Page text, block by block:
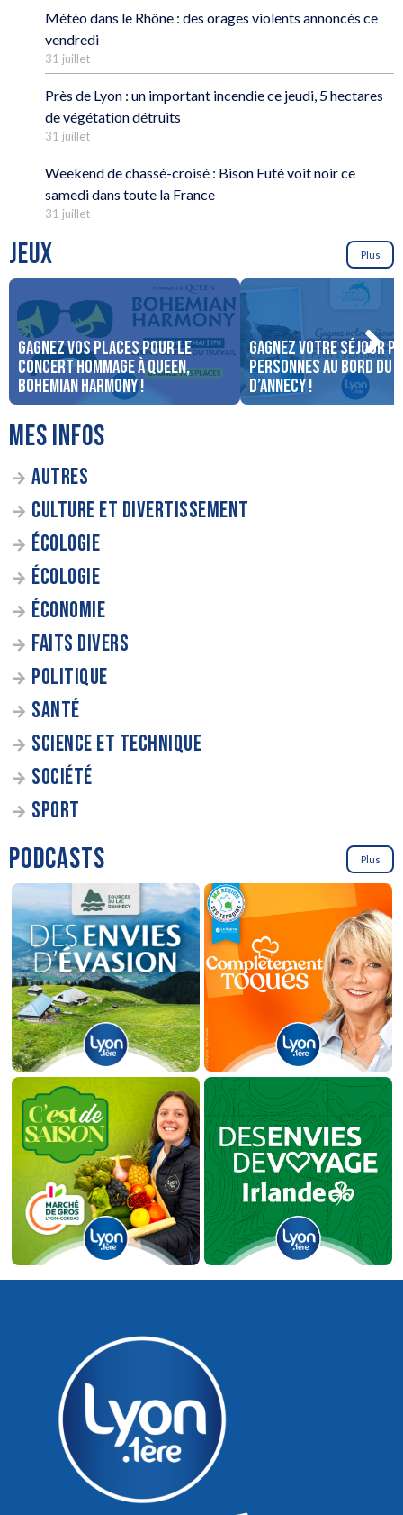
Météo dans le Rhône : des orages violents annoncés ce
vendredi
31 juillet
Près de Lyon : un important incendie ce jeudi, 5 hectares
de végétation détruits
31 juillet
Weekend de chassé-croisé : Bison Futé voit noir ce
samedi dans toute la France
31 juillet
JEUX Plus
Gagnez vos places pour le
concert Hommage à Queen,
Bohemian Harmony !
Gagnez votre séjour
personnes au bord du
d’Annecy !
MES INFOS
AUTRES
CULTURE ET DIVERTISSEMENT
ÉCOLOGIE
ÉCOLOGIE
ÉCONOMIE
FAITS DIVERS
POLITIQUE
SANTÉ
SCIENCE ET TECHNIQUE
SOCIÉTÉ
SPORT
PODCASTS Plus